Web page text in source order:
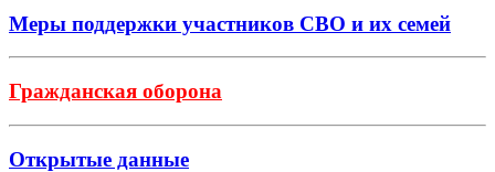
Меры поддержки участников СВО и их семей
Гражданская оборона
Открытые данные